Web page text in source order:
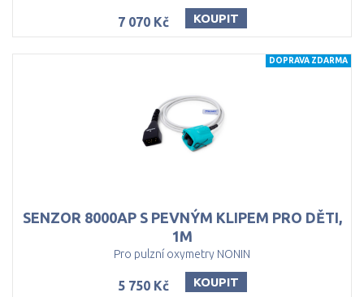
7 070 Kč KOUPIT
SENZOR 8000AP S PEVNÝM KLIPEM PRO DĚTI,
1M
Pro pulzní oxymetry NONIN
5 750 Kč KOUPIT
DOPRAVA ZDARMA